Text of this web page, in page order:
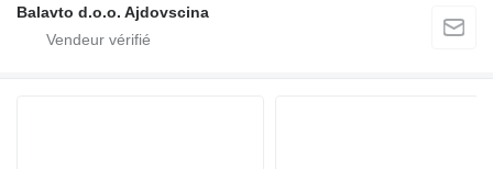
Balavto d.o.o. Ajdovscina